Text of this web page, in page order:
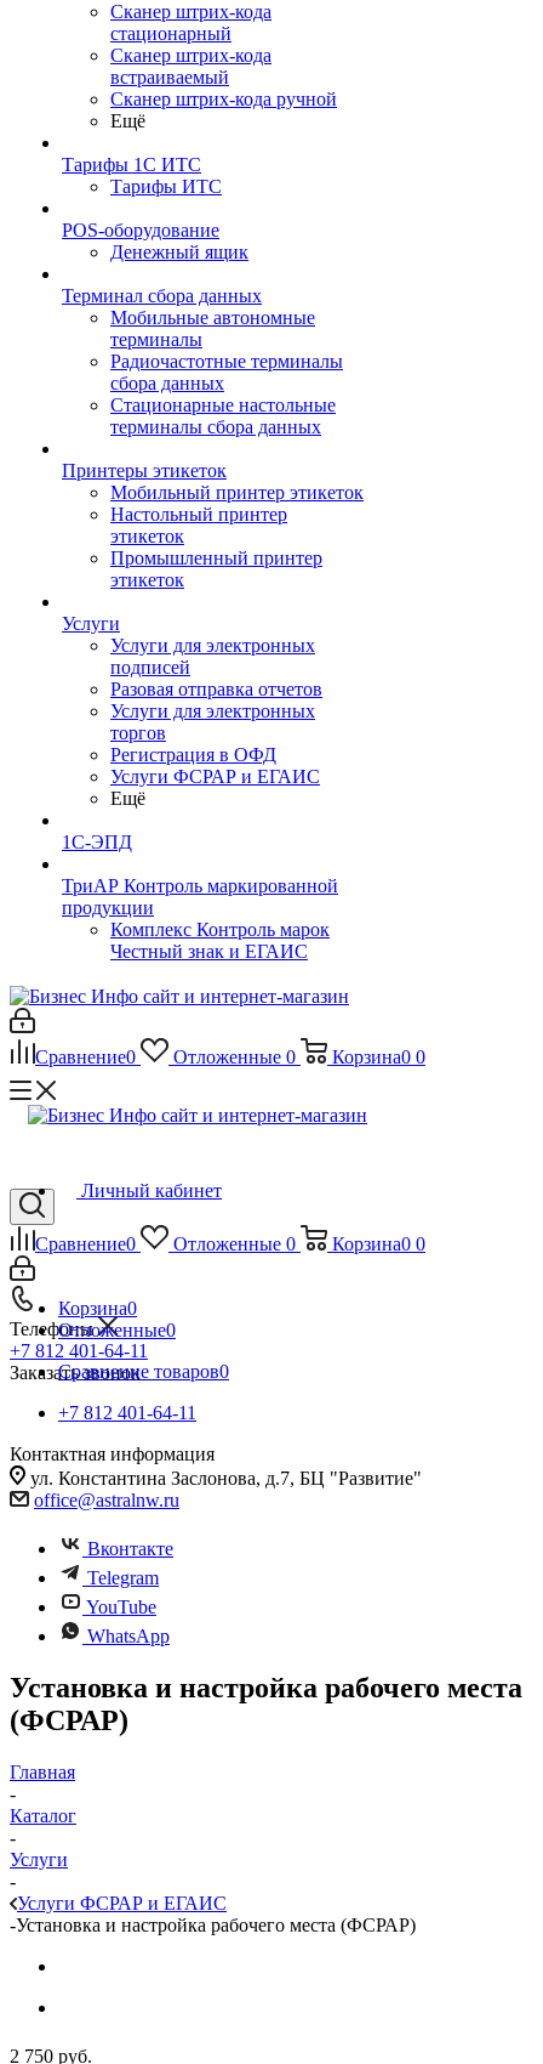
Сканер штрих-кода
стационарный
Сканер штрих-кода
встраиваемый
Сканер штрих-кода ручной
Ещё
Тарифы 1С ИТС
Тарифы ИТС
POS-оборудование
Денежный ящик
Терминал сбора данных
Мобильные автономные
терминалы
Радиочастотные терминалы
сбора данных
Стационарные настольные
терминалы сбора данных
Принтеры этикеток
Мобильный принтер этикеток
Настольный принтер
этикеток
Промышленный принтер
этикеток
Услуги
Услуги для электронных
подписей
Разовая отправка отчетов
Услуги для электронных
торгов
Регистрация в ОФД
Услуги ФСРАР и ЕГАИС
Ещё
1С-ЭПД
ТриАР Контроль маркированной
продукции
Комплекс Контроль марок
Честный знак и ЕГАИС
Сравнение0 Отложенные 0 Корзина0 0
Сравнение0 Отложенные 0 Корзина0 0
Телефоны
+7 812 401-64-11
Заказать звонок
Личный кабинет
Корзина0
Отложенные0
Сравнение товаров0
+7 812 401-64-11
Контактная информация
ул. Константина Заслонова, д.7, БЦ "Развитие"
office@astralnw.ru
Вконтакте
Telegram
YouTube
WhatsApp
Установка и настройка рабочего места
(ФСРАР)
Главная
-
Каталог
-
Услуги
-
Услуги ФСРАР и ЕГАИС
-Установка и настройка рабочего места (ФСРАР)
2 750 руб.